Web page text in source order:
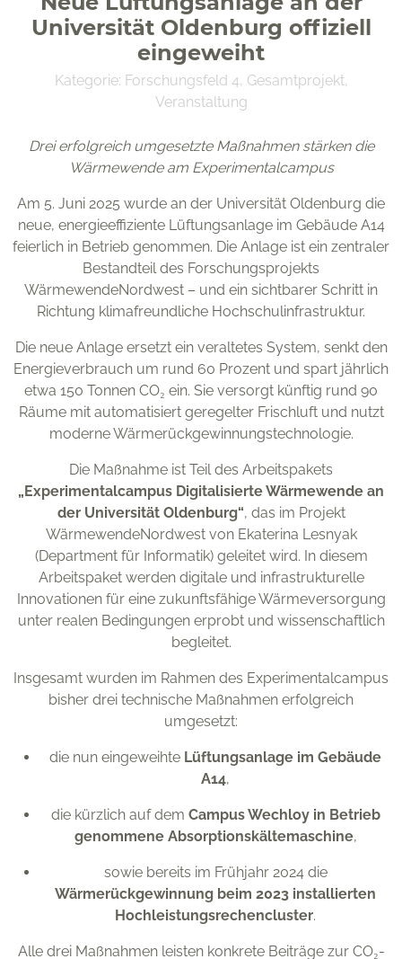
Escherweg 2
26121 Oldenburg
Förderkennzeichen 03SF0624
Universität Oldenburg offiziell
eingeweiht
Kategorie: Forschungsfeld 4, Gesamtprojekt,
Veranstaltung
Drei erfolgreich umgesetzte Maßnahmen stärken die
Wärmewende am Experimentalcampus
Am 5. Juni 2025 wurde an der Universität Oldenburg die
neue, energieeffiziente Lüftungsanlage im Gebäude A14
feierlich in Betrieb genommen. Die Anlage ist ein zentraler
Bestandteil des Forschungsprojekts
WärmewendeNordwest – und ein sichtbarer Schritt in
Richtung klimafreundliche Hochschulinfrastruktur.
Die neue Anlage ersetzt ein veraltetes System, senkt den
Energieverbrauch um rund 60 Prozent und spart jährlich
etwa 150 Tonnen CO₂ ein. Sie versorgt künftig rund 90
Räume mit automatisiert geregelter Frischluft und nutzt
moderne Wärmerückgewinnungstechnologie.
Die Maßnahme ist Teil des Arbeitspakets
„Experimentalcampus Digitalisierte Wärmewende an
der Universität Oldenburg“, das im Projekt
WärmewendeNordwest von Ekaterina Lesnyak
(Department für Informatik) geleitet wird. In diesem
Arbeitspaket werden digitale und infrastrukturelle
Innovationen für eine zukunftsfähige Wärmeversorgung
unter realen Bedingungen erprobt und wissenschaftlich
begleitet.
Insgesamt wurden im Rahmen des Experimentalcampus
bisher drei technische Maßnahmen erfolgreich
umgesetzt:
die nun eingeweihte Lüftungsanlage im Gebäude
A14,
die kürzlich auf dem Campus Wechloy in Betrieb
genommene Absorptionskältemaschine,
sowie bereits im Frühjahr 2024 die
Wärmerückgewinnung beim 2023 installierten
Hochleistungsrechencluster.
Alle drei Maßnahmen leisten konkrete Beiträge zur CO₂-